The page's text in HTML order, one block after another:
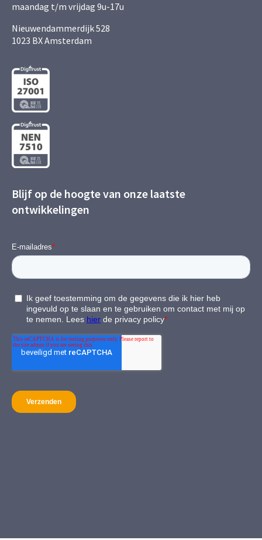
maandag t/m vrijdag 9u-17u
Nieuwendammerdijk 528
1023 BX Amsterdam
Blijf op de hoogte van onze laatste
ontwikkelingen